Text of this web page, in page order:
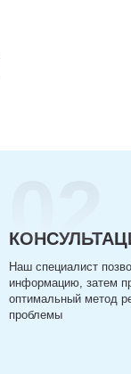
02
Наш специалист
информацию, затем
оптимальный метод
проблемы